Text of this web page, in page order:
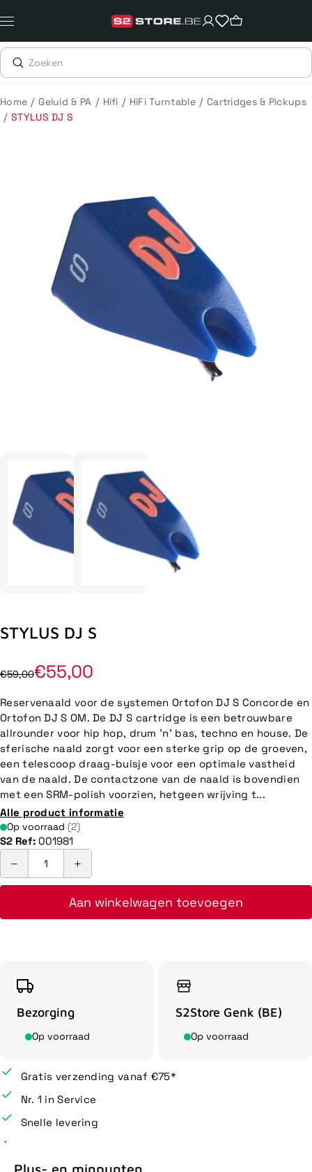
naar
content
Home / Geluid & PA / Hifi / HiFi Turntable / Cartridges & Pickups
/ STYLUS DJ S
STYLUS DJ S
€59,00€55,00
Reservenaald voor de systemen Ortofon DJ S Concorde en
Ortofon DJ S OM. De DJ S cartridge is een betrouwbare
allrounder voor hip hop, drum 'n' bas, techno en house. De
sferische naald zorgt voor een sterke grip op de groeven,
een telescoop draag-buisje voor een optimale vastheid
van de naald. De contactzone van de naald is bovendien
met een SRM-polish voorzien, hetgeen wrijving t...
Alle product informatie
Op voorraad (2)
S2 Ref: 001981
Aan winkelwagen toevoegen
Bezorging
Op voorraad
S2Store Genk (BE)
Op voorraad
Gratis verzending vanaf €75*
Nr. 1 in Service
Snelle levering